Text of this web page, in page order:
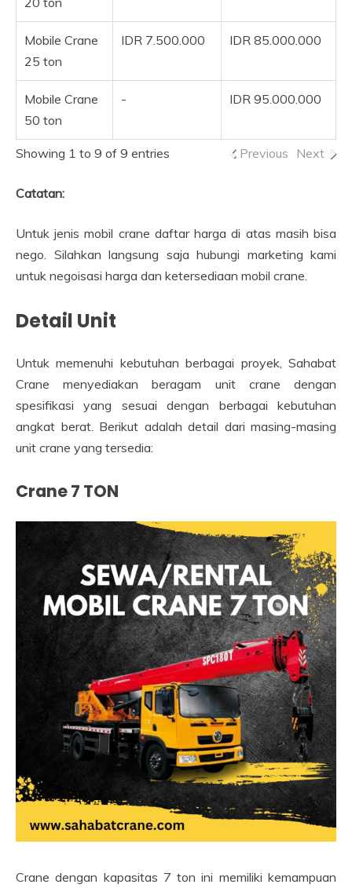
Mobile Crane
25 ton
IDR 7.500.000 IDR 85.000.000
Mobile Crane
50 ton
- IDR 95.000.000
Showing 1 to 9 of 9 entries Previous Next
Catatan:
Untuk jenis mobil crane daftar harga di atas masih bisa
nego. Silahkan langsung saja hubungi marketing kami
untuk negoisasi harga dan ketersediaan mobil crane.
Detail Unit
Untuk memenuhi kebutuhan berbagai proyek, Sahabat
Crane menyediakan beragam unit crane dengan
spesifikasi yang sesuai dengan berbagai kebutuhan
angkat berat. Berikut adalah detail dari masing-masing
unit crane yang tersedia:
Crane 7 TON
Crane dengan kapasitas 7 ton ini memiliki kemampuan